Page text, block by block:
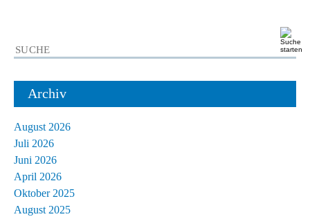
Archiv
August 2026
Juli 2026
Juni 2026
April 2026
Oktober 2025
August 2025